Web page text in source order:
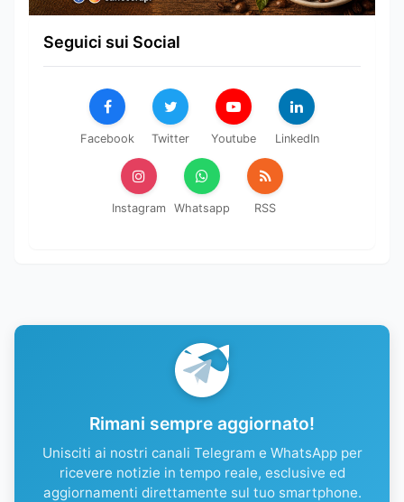
Seguici sui Social
Facebook Twitter Youtube LinkedIn
Instagram Whatsapp RSS
Rimani sempre aggiornato!
Unisciti ai nostri canali Telegram e WhatsApp per
ricevere notizie in tempo reale, esclusive ed
aggiornamenti direttamente sul tuo smartphone.